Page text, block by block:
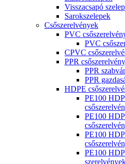
Visszacsapó
Sarokszelepek
Csőszerelvények
PVC
PVC
CPVC
PPR
PPR
PPR
HDPE
PE100
PE100
PE100
PE100